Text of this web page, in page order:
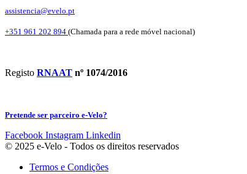
assistencia@evelo.pt
+351 961 202 894 (Chamada para a rede móvel nacional)
Registo RNAAT nº 1074/2016
Pretende ser parceiro e-Velo?
Facebook Instagram Linkedin
© 2025 e-Velo - Todos os direitos reservados
Termos e Condições